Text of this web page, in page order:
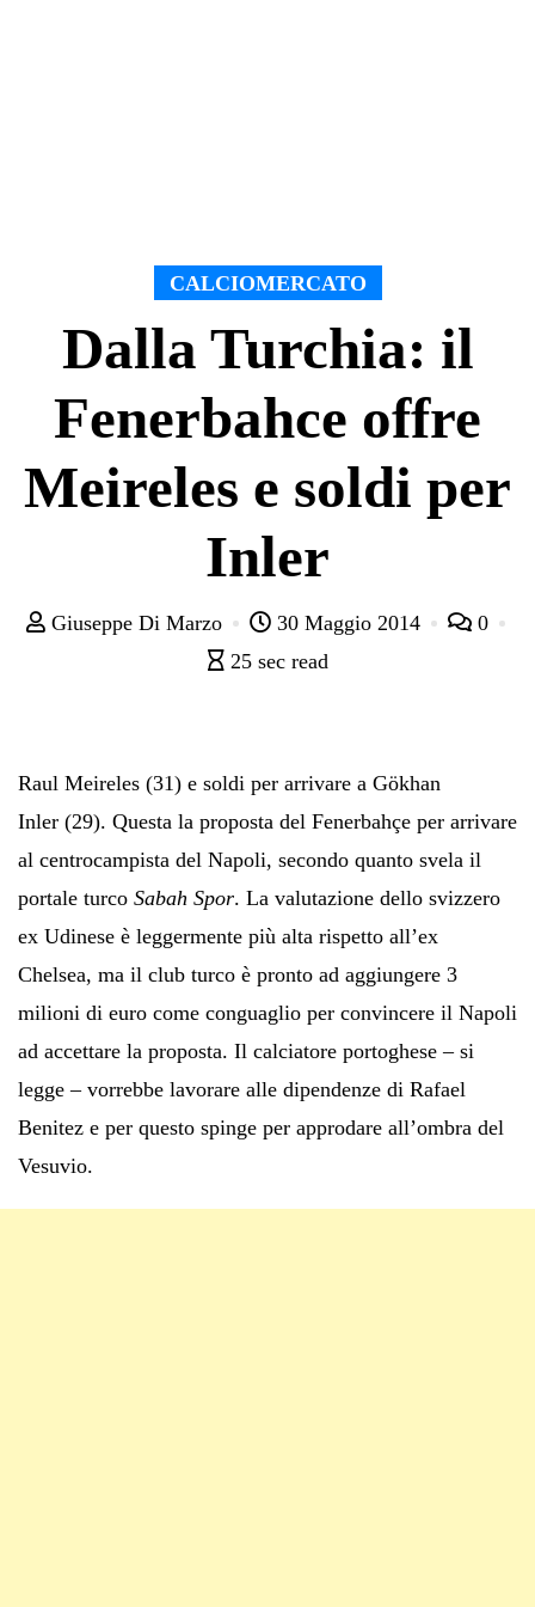
CALCIOMERCATO
Dalla Turchia: il
Fenerbahce offre
Meireles e soldi per
Inler
Giuseppe Di Marzo 30 Maggio 2014
0
25 sec read
Raul Meireles (31) e soldi per arrivare a Gökhan
Inler (29). Questa la proposta del Fenerbahçe per arrivare
al centrocampista del Napoli, secondo quanto svela il
portale turco Sabah Spor. La valutazione dello svizzero
ex Udinese è leggermente più alta rispetto all’ex
Chelsea, ma il club turco è pronto ad aggiungere 3
milioni di euro come conguaglio per convincere il Napoli
ad accettare la proposta. Il calciatore portoghese – si
legge – vorrebbe lavorare alle dipendenze di Rafael
Benitez e per questo spinge per approdare all’ombra del
Vesuvio.